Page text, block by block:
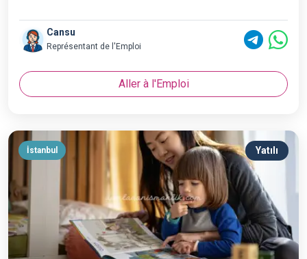
Cansu
Représentant de l'Emploi
Aller à l'Emploi
İstanbul Yatılı